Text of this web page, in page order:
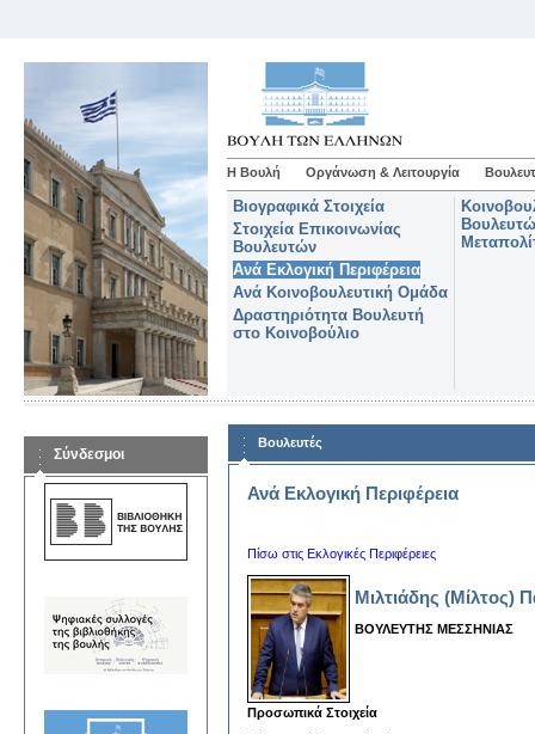
Η Βουλή Οργάνωση & Λειτουργία
Βιογραφικά Στοιχεία
Στοιχεία Επικοινωνίας
Βουλευτών
Ανά Εκλογική Περιφέρεια
Ανά Κοινοβουλευτική Ομάδα
Δραστηριότητα Βουλευτή
στο Κοινοβούλιο
Σύνδεσμοι
Βουλευτές
Ανά Εκλογική Περιφέρεια
Πίσω στις Εκλογικές Περιφέρειες
Μιλτιάδης (Μίλτος)
ΒΟΥΛΕΥΤΗΣ ΜΕΣΣΗΝΙΑΣ
Προσωπικά Στοιχεία